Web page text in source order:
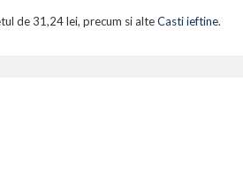
de 31,24 lei, precum si alteCasti ieftine.